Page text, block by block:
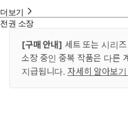
더보기
전권 소장
[구매 안내] 세트 또는 시리
소장 중인 중복 작품은 다른
지급됩니다. 자세히 알아보